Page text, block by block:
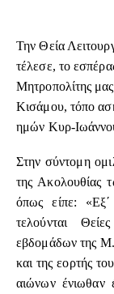
Την Θεία
τέλεσε, το
Μητροπολίτης
Κισάμου, τόπο
ημών Κυρ-
Στην σύντομη
της Ακολουθίας
όπως είπε: «Εξ΄
τελούνται
εβδομάδων της Μ.
και της εορτής
αιώνων ένιωθαν